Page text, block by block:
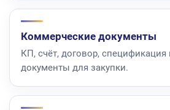
Коммерческие документы
КП, счёт, договор,
документы для закупки.